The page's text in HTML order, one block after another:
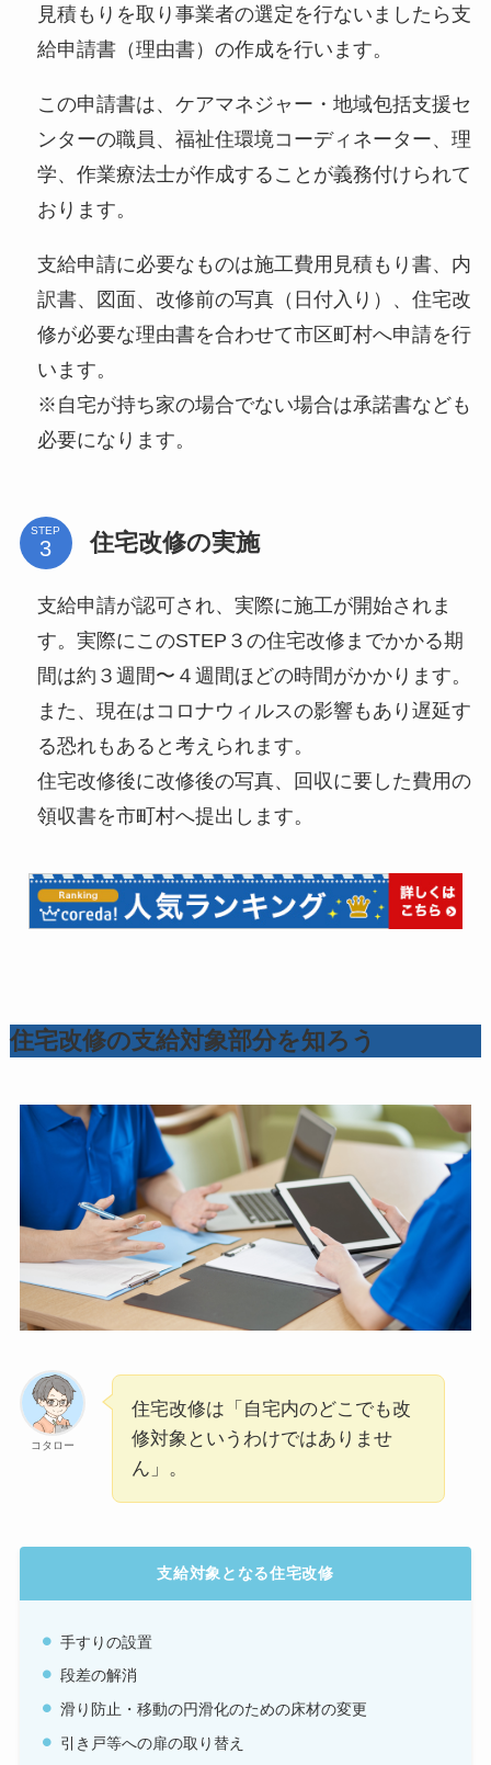
見積もりを取り事業者の選定を行ないましたら支
給申請書（理由書）の作成を行います。
この申請書は、ケアマネジャー・地域包括支援セ
ンターの職員、福祉住環境コーディネーター、理
学、作業療法士が作成することが義務付けられて
おります。
支給申請に必要なものは施工費用見積もり書、内
訳書、図面、改修前の写真（日付入り）、住宅改
修が必要な理由書を合わせて市区町村へ申請を行
います。
※自宅が持ち家の場合でない場合は承諾書なども
必要になります。
STEP 住宅改修の実施
支給申請が認可され、実際に施工が開始されま
す。実際にこのSTEP３の住宅改修までかかる期
間は約３週間〜４週間ほどの時間がかかります。
また、現在はコロナウィルスの影響もあり遅延す
る恐れもあると考えられます。
住宅改修後に改修後の写真、回収に要した費用の
領収書を市町村へ提出します。
住宅改修の支給対象部分を知ろう
コタロー
住宅改修は「自宅内のどこでも改
修対象というわけではありませ
ん」。
支給対象となる住宅改修
手すりの設置
段差の解消
滑り防止・移動の円滑化のための床材の変更
引き戸等への扉の取り替え